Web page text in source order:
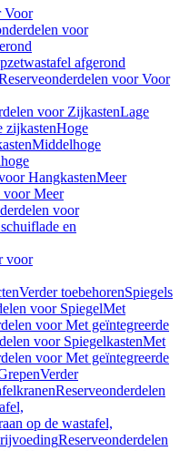
Voor
voor
afgerond
voor Voor
voor ZijkastenLage
zijkastenHoge
Middelhoge
HangkastenMeer
voor Meer
voor
en
voor
Verder toebehorenSpiegels
voor SpiegelMet
voor Met geïntegreerde
voor SpiegelkastenMet
voor Met geïntegreerde
Verder
Reserveonderdelen
op de wastafel,
Reserveonderdelen